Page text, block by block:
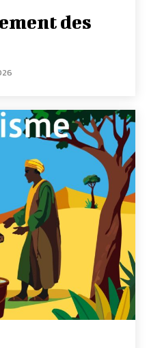
des